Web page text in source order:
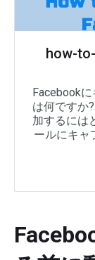
how-
Facebook
は何ですか
加するには
ールにキャ